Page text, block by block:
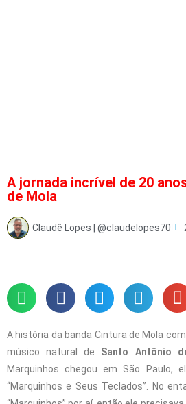
A jornada incrível de 20
de Mola
Claudê Lopes | @claudelopes70
A história da banda Cintura de Mola
músico natural de Santo Antônio
Marquinhos chegou em São Paulo,
“Marquinhos e Seus Teclados”. No